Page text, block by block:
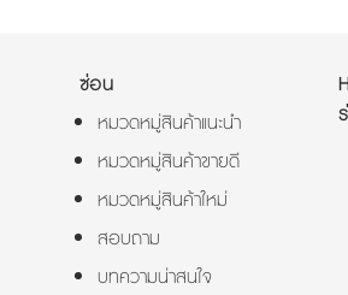
ซ่อน
หมวดหมู่สินค้าแนะนำ
หมวดหมู่สินค้าขายดี
หมวดหมู่สินค้าใหม่
สอบถาม
บทความน่าสนใจ